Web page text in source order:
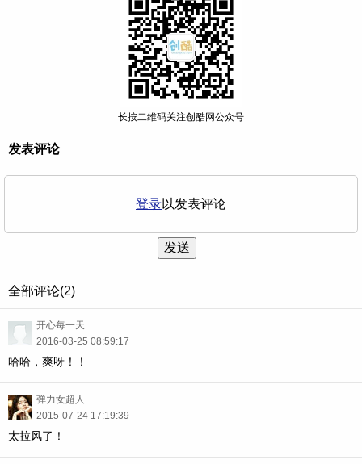
长按二维码关注创酷网公众号
发表评论
登录以发表评论
发送
全部评论(2)
开心每一天
2016-03-25 08:59:17
哈哈，爽呀！！
弹力女超人
2015-07-24 17:19:39
太拉风了！